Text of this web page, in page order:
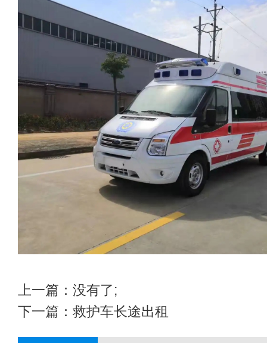
上一篇：没有了;
下一篇： 救护车长途出租